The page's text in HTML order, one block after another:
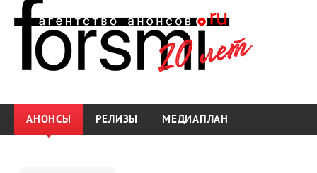
АНОНСЫ РЕЛИЗЫ МЕДИАПЛАН